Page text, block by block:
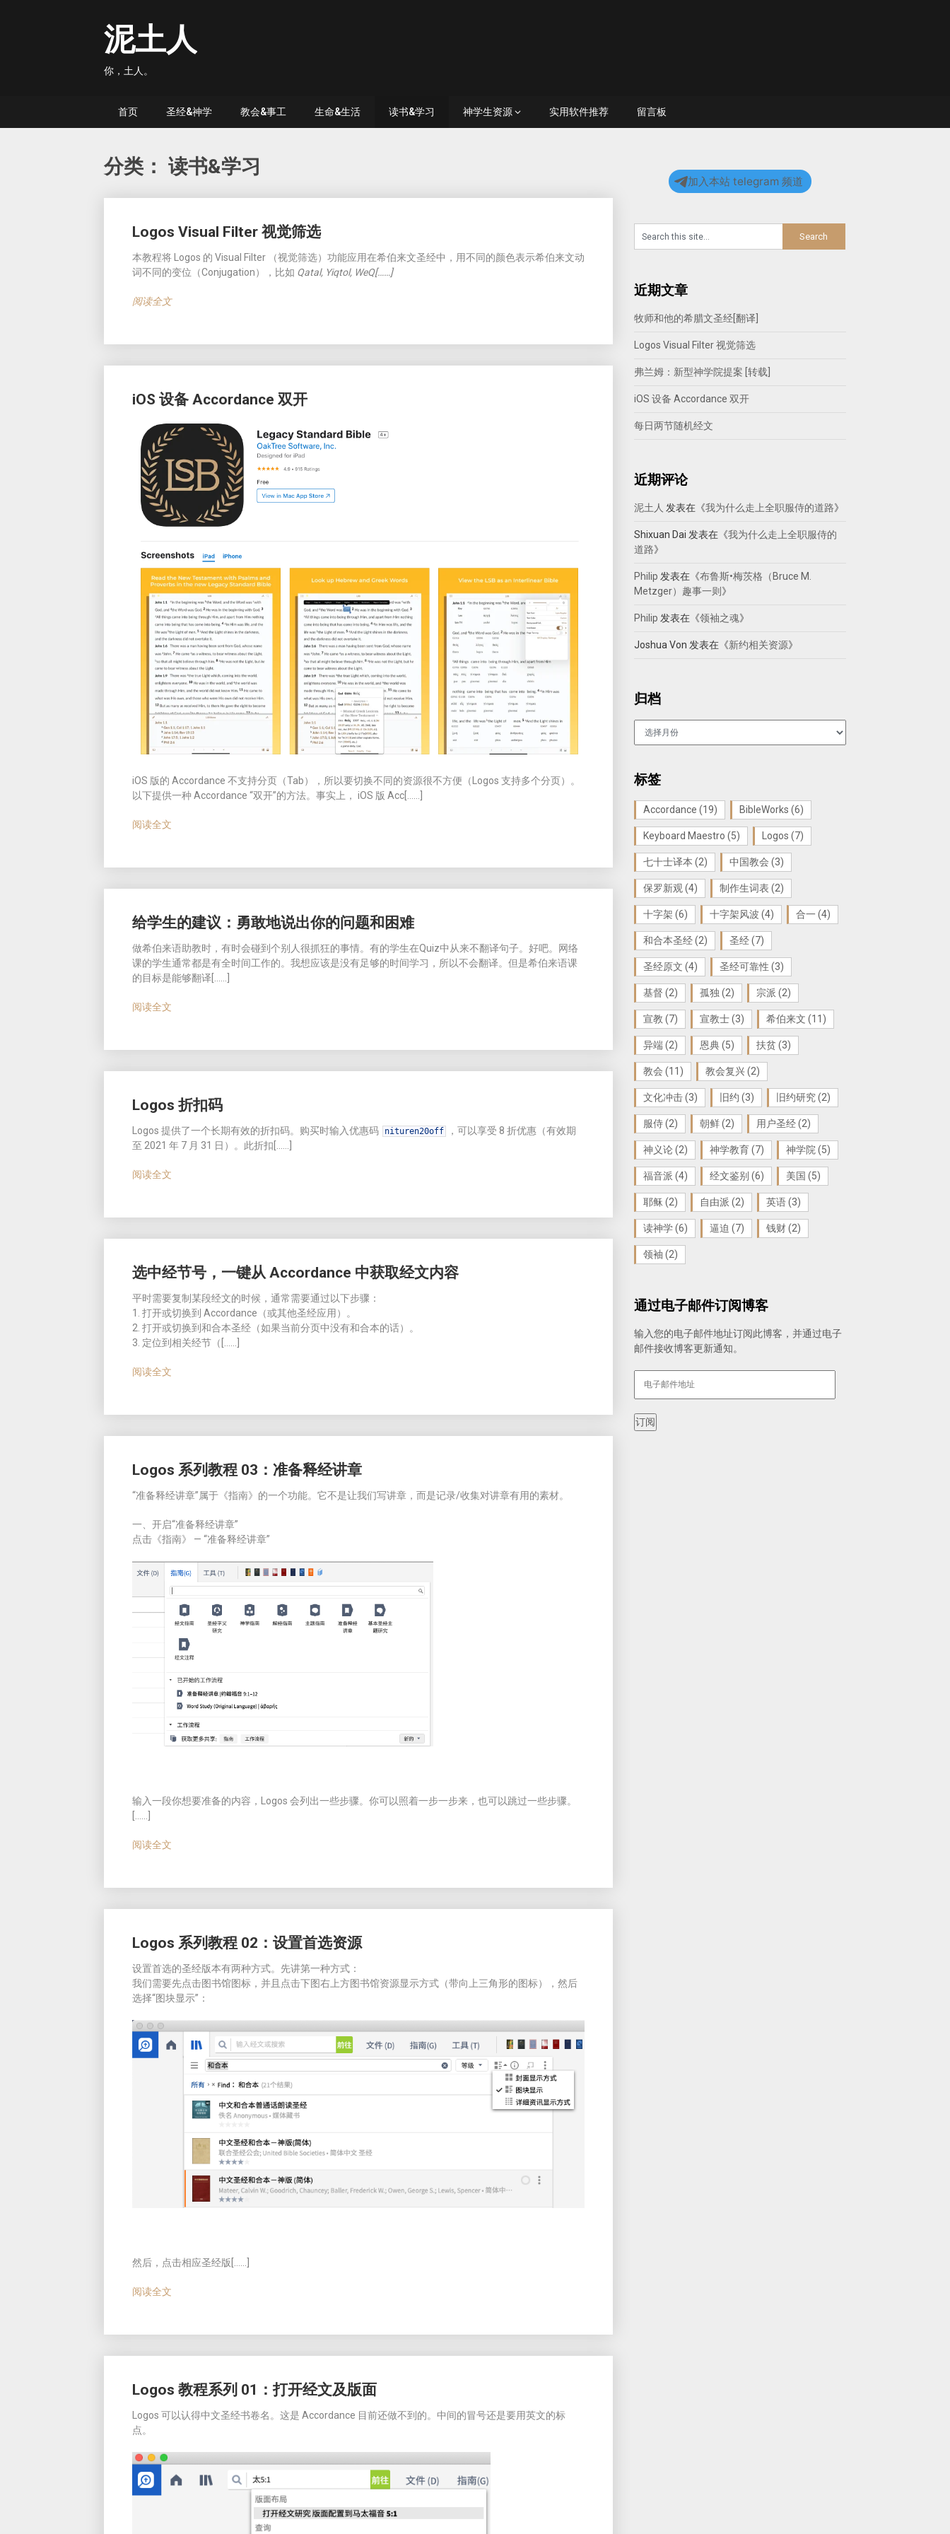
泥土人
你，土人。
首页 圣经&神学 教会&事工 生命&生活 读书&学习 神学生资源 实用软件推荐 留言板
分类： 读书&学习
Logos Visual Filter 视觉筛选
本教程将 Logos 的 Visual Filter （视觉筛选）功能应用在希伯来文圣经中，用不同的颜色表示希伯来文动
词不同的变位（Conjugation），比如 Qatal, Yiqtol, WeQ[……]
阅读全文
iOS 设备 Accordance 双开
iOS 版的 Accordance 不支持分页（Tab），所以要切换不同的资源很不方便（Logos 支持多个分页）。
以下提供一种 Accordance “双开”的方法。事实上， iOS 版 Acc[……]
阅读全文
给学生的建议：勇敢地说出你的问题和困难
做希伯来语助教时，有时会碰到个别人很抓狂的事情。有的学生在Quiz中从来不翻译句子。好吧。网络
课的学生通常都是有全时间工作的。我想应该是没有足够的时间学习，所以不会翻译。但是希伯来语课
的目标是能够翻译[……]
阅读全文
Logos 折扣码
Logos 提供了一个长期有效的折扣码。购买时输入优惠码 nituren20off
，可以享受 8 折优惠（有效期
至 2021 年 7 月 31 日）。此折扣[……]
阅读全文
选中经节号，一键从 Accordance 中获取经文内容
平时需要复制某段经文的时候，通常需要通过以下步骤：
1. 打开或切换到 Accordance（或其他圣经应用）。
2. 打开或切换到和合本圣经（如果当前分页中没有和合本的话）。
3. 定位到相关经节（[……]
阅读全文
Logos 系列教程 03：准备释经讲章
“准备释经讲章”属于《指南》的一个功能。它不是让我们写讲章，而是记录/收集对讲章有用的素材。
一、开启“准备释经讲章”
点击《指南》 — “准备释经讲章”
输入一段你想要准备的内容，Logos 会列出一些步骤。你可以照着一步一步来，也可以跳过一些步骤。
阅读全文
Logos 系列教程 02：设置首选资源
设置首选的圣经版本有两种方式。先讲第一种方式：
我们需要先点击图书馆图标，并且点击下图右上方图书馆资源显示方式（带向上三角形的图标），然后
选择“图块显示”：
然后，点击相应圣经版[……]
阅读全文
Logos 教程系列 01：打开经文及版面
Logos 可以认得中文圣经书卷名。这是 Accordance 目前还做不到的。中间的冒号还是要用英文的标
点。
navigation
加入本站 telegram 频道
近期文章
牧师和他的希腊文圣经[翻译]
Logos Visual Filter 视觉筛选
弗兰姆：新型神学院提案 [转载]
iOS 设备 Accordance 双开
每日两节随机经文
近期评论
泥土人 发表在《我为什么走上全职服侍的道路》
Shixuan Dai 发表在《我为什么走上全职服侍的
道路》
Philip 发表在《布鲁斯•梅茨格（Bruce M.
Metzger）趣事一则 》
Philip 发表在《领袖之魂》
Joshua Von 发表在《新约相关资源》
归档
标签
Accordance (19) BibleWorks (6)
Keyboard Maestro (5) Logos (7)
七十士译本 (2) 中国教会 (3)
保罗新观 (4) 制作生词表 (2)
十字架 (6) 十字架风波 (4) 合一(4)
和合本圣经(2) 圣经(7)
圣经原文 (4) 圣经可靠性 (3)
基督 (2) 孤独 (2) 宗派 (2)
宣教 (7) 宣教士(3) 希伯来文 (11)
异端(2) 恩典(5) 扶贫 (3)
教会 (11) 教会复兴(2)
文化冲击(3) 旧约 (3) 旧约研究(2)
服侍(2) 朝鲜(2) 用户圣经(2)
神义论(2) 神学教育(7) 神学院 (5)
福音派 (4) 经文鉴别 (6) 美国 (5)
耶稣 (2) 自由派 (2) 英语(3)
读神学(6) 逼迫 (7) 钱财(2)
领袖 (2)
通过电子邮件订阅博客
输入您的电子邮件地址订阅此博客，并通过电子
邮件接收博客更新通知。
件
订阅